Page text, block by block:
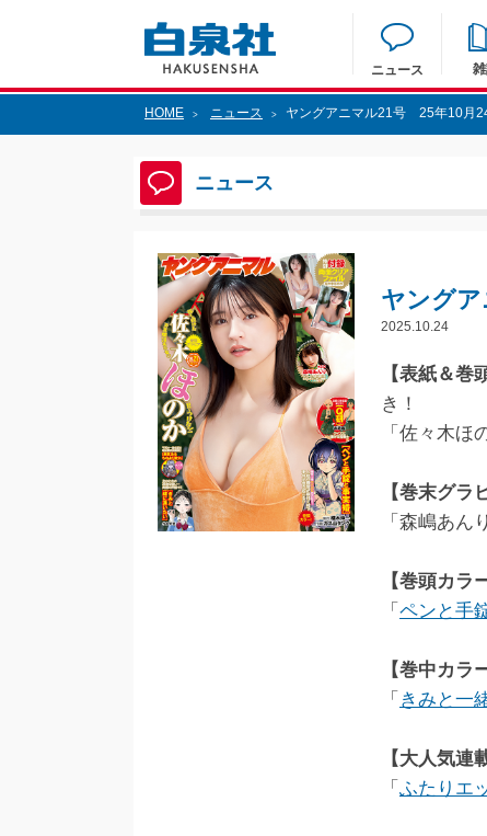
ニュース
HOME > ニュース > ヤングアニマル21号 25年10月
ニュース
ヤング
2025.10.24
【表紙＆巻
き！
「佐々木ほ
【巻末グラ
「森嶋あん
【巻頭カラ
「 ペンと手
【巻中カラ
「 きみと一
【大人気連
「 ふたりエ